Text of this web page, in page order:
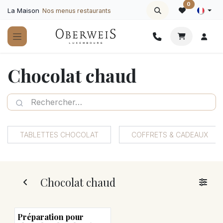
La Maison Nos menus restaurants
0
Chocolat chaud
TABLETTES CHOCOLAT COFFRETS & CADEAUX
Chocolat chaud
Préparation pour